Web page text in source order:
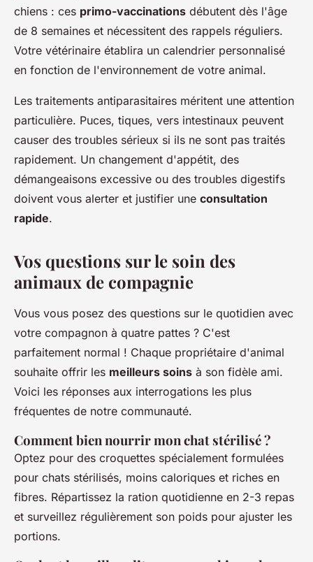
chiens : ces primo-vaccinations débutent dès l'âge
de 8 semaines et nécessitent des rappels réguliers.
Votre vétérinaire établira un calendrier personnalisé
en fonction de l'environnement de votre animal.
Les traitements antiparasitaires méritent une attention
particulière. Puces, tiques, vers intestinaux peuvent
causer des troubles sérieux si ils ne sont pas traités
rapidement. Un changement d'appétit, des
démangeaisons excessive ou des troubles digestifs
doivent vous alerter et justifier une consultation
rapide.
Vos questions sur le soin des
animaux de compagnie
Vous vous posez des questions sur le quotidien avec
votre compagnon à quatre pattes ? C'est
parfaitement normal ! Chaque propriétaire d'animal
souhaite offrir les meilleurs soins à son fidèle ami.
Voici les réponses aux interrogations les plus
fréquentes de notre communauté.
Comment bien nourrir mon chat stérilisé ?
Optez pour des croquettes spécialement formulées
pour chats stérilisés, moins caloriques et riches en
fibres. Répartissez la ration quotidienne en 2-3 repas
et surveillez régulièrement son poids pour ajuster les
portions.